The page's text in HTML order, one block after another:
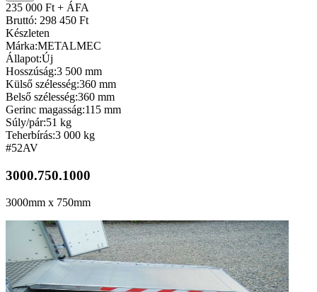
235 000 Ft + ÁFA
Bruttó: 298 450 Ft
Készleten
Márka:METALMEC
Állapot:Új
Hosszúság:3 500 mm
Külső szélesség:360 mm
Belső szélesség:360 mm
Gerinc magasság:115 mm
Súly/pár:51 kg
Teherbírás:3 000 kg
#52AV
3000.750.1000
3000mm x 750mm